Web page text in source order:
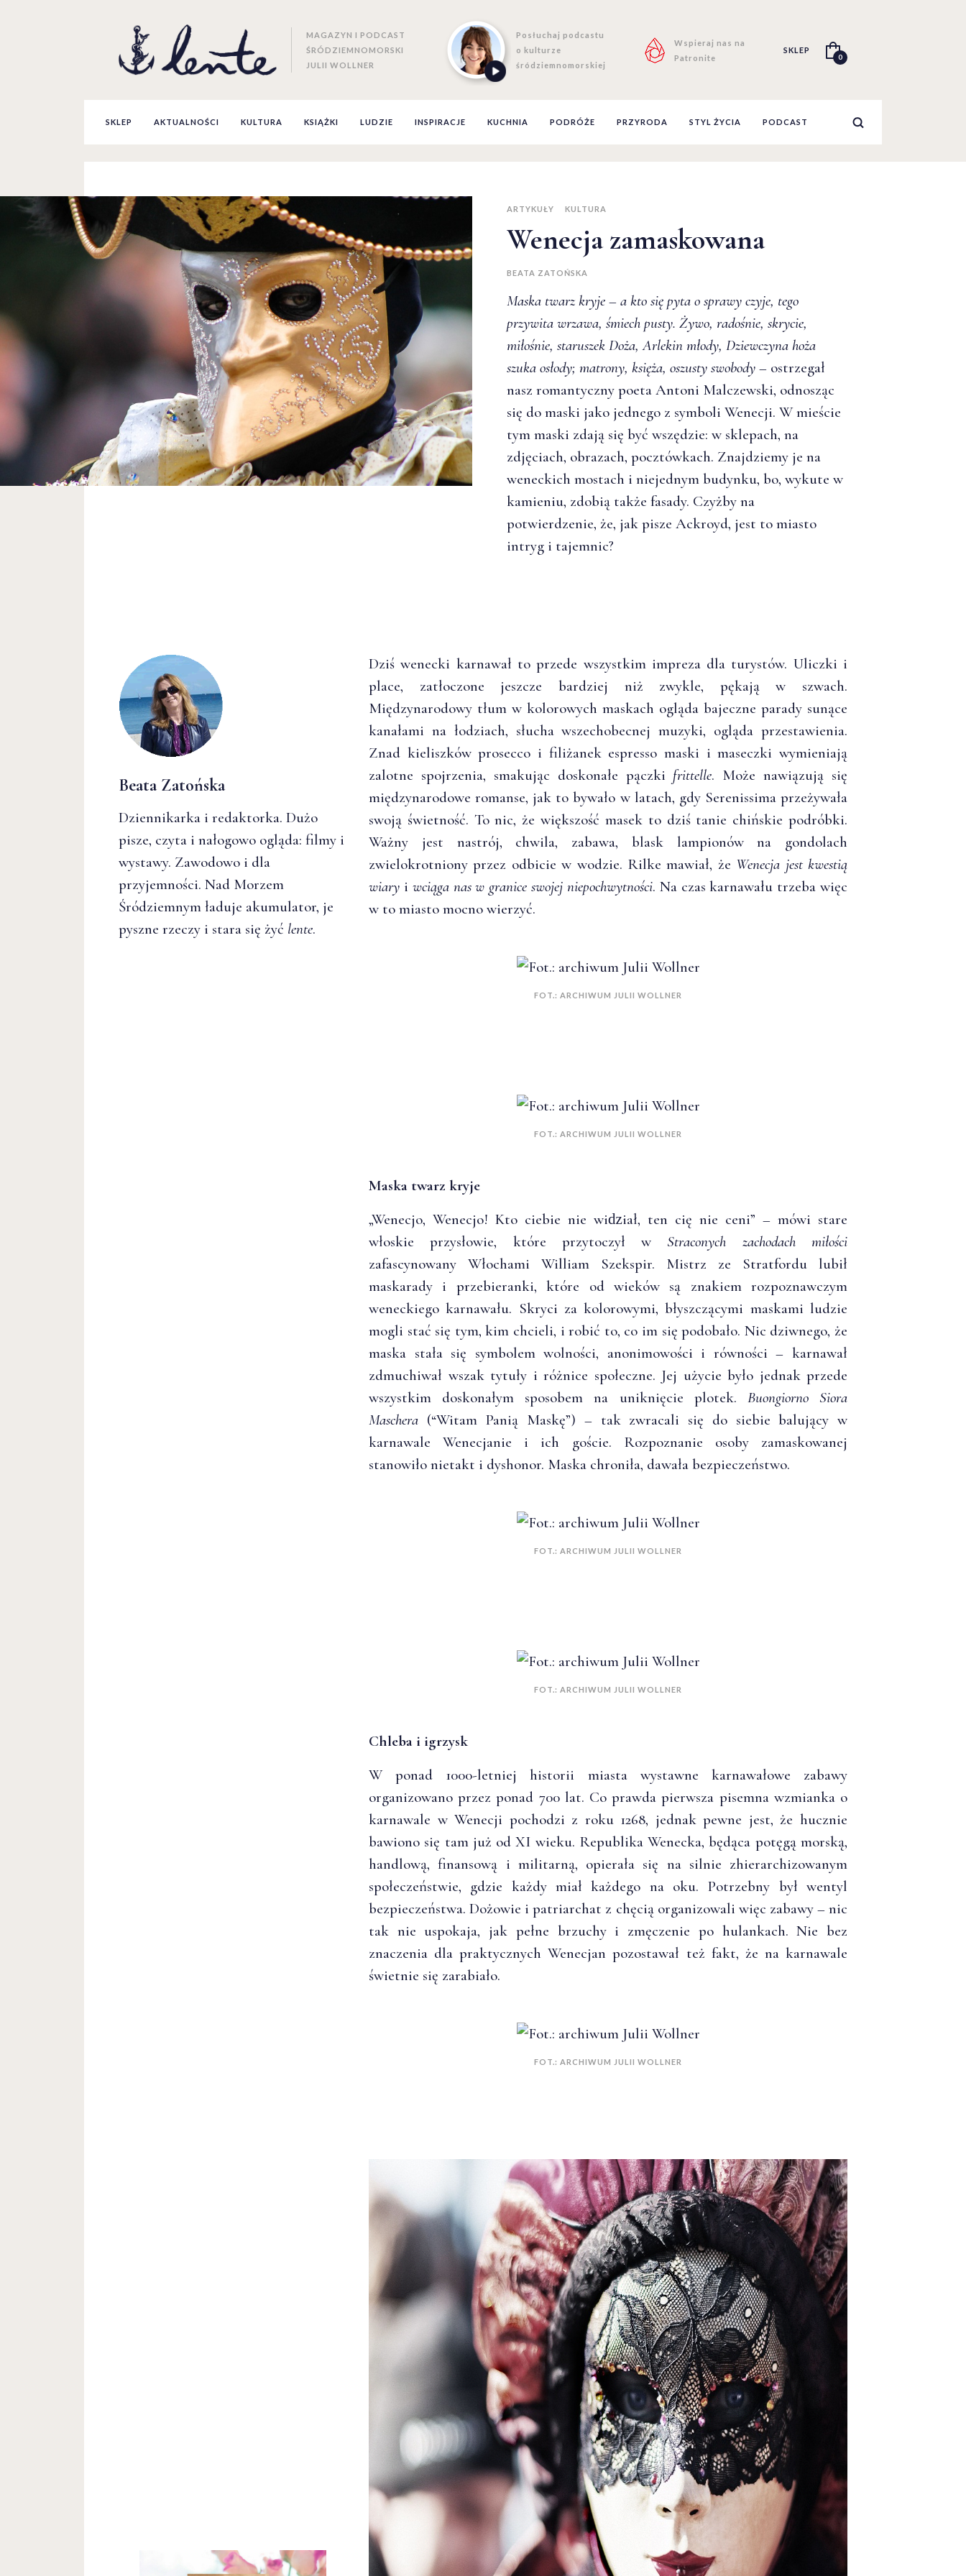
MAGAZYN I PODCAST
ŚRÓDZIEMNOMORSKI
JULII WOLLNER
Posłuchaj podcastu
o kulturze
śródziemnomorskiej
Wspieraj nas na
Patronite
SKLEP
0
SKLEP AKTUALNOŚCI KULTURA KSIĄŻKI LUDZIE INSPIRACJE KUCHNIA PODRÓŻE PRZYRODA STYL ŻYCIA PODCAST
ARTYKUŁY KULTURA
Wenecja zamaskowana
BEATA ZATOŃSKA
Maska twarz kryje – a kto się pyta o sprawy czyje, tego
przywita wrzawa, śmiech pusty. Żywo, radośnie, skrycie,
miłośnie, staruszek Doża, Arlekin młody, Dziewczyna hoża
szuka osłody; matrony, księża, oszusty swobody – ostrzegał
nasz romantyczny poeta Antoni Malczewski, odnosząc
się do maski jako jednego z symboli Wenecji. W mieście
tym maski zdają się być wszędzie: w sklepach, na
zdjęciach, obrazach, pocztówkach. Znajdziemy je na
weneckich mostach i niejednym budynku, bo, wykute w
kamieniu, zdobią także fasady. Czyżby na
potwierdzenie, że, jak pisze Ackroyd, jest to miasto
intryg i tajemnic?
Beata Zatońska
Dziennikarka i redaktorka. Dużo
pisze, czyta i nałogowo ogląda: filmy i
wystawy. Zawodowo i dla
przyjemności. Nad Morzem
Śródziemnym ładuje akumulator, je
pyszne rzeczy i stara się żyć lente.
Dziś wenecki karnawał to przede wszystkim impreza dla turystów. Uliczki i
place, zatłoczone jeszcze bardziej niż zwykle, pękają w szwach.
Międzynarodowy tłum w kolorowych maskach ogląda bajeczne parady sunące
kanałami na łodziach, słucha wszechobecnej muzyki, ogląda przestawienia.
Znad kieliszków prosecco i filiżanek espresso maski i maseczki wymieniają
zalotne spojrzenia, smakując doskonałe pączki frittelle. Może nawiązują się
międzynarodowe romanse, jak to bywało w latach, gdy Serenissima przeżywała
swoją świetność. To nic, że większość masek to dziś tanie chińskie podróbki.
Ważny jest nastrój, chwila, zabawa, blask lampionów na gondolach
zwielokrotniony przez odbicie w wodzie. Rilke mawiał, że Wenecja jest kwestią
wiary i wciąga nas w granice swojej niepochwytności. Na czas karnawału trzeba więc
w to miasto mocno wierzyć.
FOT.: ARCHIWUM JULII WOLLNER
FOT.: ARCHIWUM JULII WOLLNER
Maska twarz kryje
„Wenecjo, Wenecjo! Kto ciebie nie wiǳiał, ten cię nie ceni” – mówi stare
włoskie przysłowie, które przytoczył w Straconych zachodach miłości
zafascynowany Włochami William Szekspir. Mistrz ze Stratfordu lubił
maskarady i przebieranki, które od wieków są znakiem rozpoznawczym
weneckiego karnawału. Skryci za kolorowymi, błyszczącymi maskami ludzie
mogli stać się tym, kim chcieli, i robić to, co im się podobało. Nic dziwnego, że
maska stała się symbolem wolności, anonimowości i równości – karnawał
zdmuchiwał wszak tytuły i różnice społeczne. Jej użycie było jednak przede
wszystkim doskonałym sposobem na uniknięcie plotek. Buongiorno Siora
Maschera (“Witam Panią Maskę”) – tak zwracali się do siebie balujący w
karnawale Wenecjanie i ich goście. Rozpoznanie osoby zamaskowanej
stanowiło nietakt i dyshonor. Maska chroniła, dawała bezpieczeństwo.
FOT.: ARCHIWUM JULII WOLLNER
FOT.: ARCHIWUM JULII WOLLNER
Chleba i igrzysk
W ponad 1000-letniej historii miasta wystawne karnawałowe zabawy
organizowano przez ponad 700 lat. Co prawda pierwsza pisemna wzmianka o
karnawale w Wenecji pochodzi z roku 1268, jednak pewne jest, że hucznie
bawiono się tam już od XI wieku. Republika Wenecka, będąca potęgą morską,
handlową, finansową i militarną, opierała się na silnie zhierarchizowanym
społeczeństwie, gdzie każdy miał każdego na oku. Potrzebny był wentyl
bezpieczeństwa. Dożowie i patriarchat z chęcią organizowali więc zabawy – nic
tak nie uspokaja, jak pełne brzuchy i zmęczenie po hulankach. Nie bez
znaczenia dla praktycznych Wenecjan pozostawał też fakt, że na karnawale
świetnie się zarabiało.
FOT.: ARCHIWUM JULII WOLLNER